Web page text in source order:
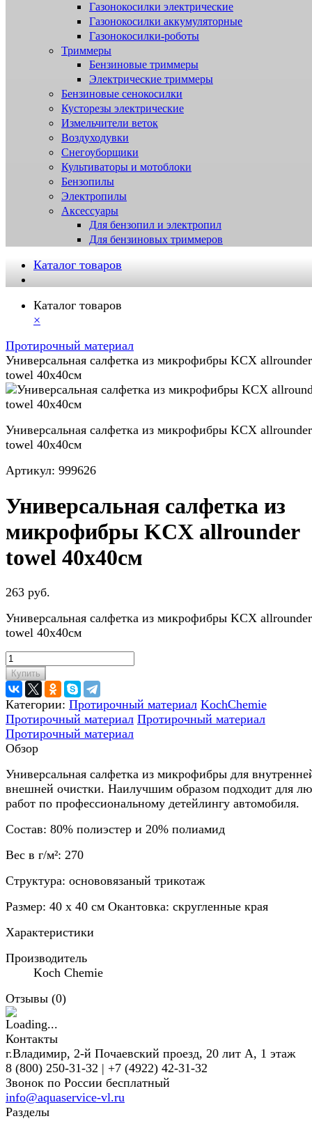
Газонокосилки электрические
Газонокосилки аккумуляторные
Газонокосилки-роботы
Триммеры
Бензиновые триммеры
Электрические триммеры
Бензиновые сенокосилки
Кусторезы электрические
Измельчители веток
Воздуходувки
Снегоуборщики
Культиваторы и мотоблоки
Бензопилы
Электропилы
Аксессуары
Для бензопил и электропил
Для бензиновых триммеров
Каталог товаров
Каталог товаров
×
Протирочный материал
Универсальная салфетка из микрофибры KCX allrounder
towel 40х40см
Универсальная салфетка из микрофибры KCX allrounder
towel 40х40см
Артикул: 999626
Универсальная салфетка из
микрофибры KCX allrounder
towel 40х40см
263 руб.
Универсальная салфетка из микрофибры KCX allrounder
towel 40х40см
Купить
Категории: Протирочный материал KochChemie
Протирочный материал Протирочный материал
Протирочный материал
Обзор
Универсальная салфетка из микрофибры для
внешней очистки. Наилучшим образом подходит для
работ по профессиональному детейлингу автомобиля.
Состав: 80% полиэстер и 20% полиамид
Вес в г/м²: 270
Структура: основовязаный трикотаж
Размер: 40 x 40 см Окантовка: скругленные края
Характеристики
Производитель
Koch Chemie
Отзывы (0)
Контакты
г.Владимир, 2-й Почаевский проезд, 20 лит А, 1 этаж
8 (800) 250-31-32 | +7 (4922) 42-31-32
Звонок по России бесплатный
info@aquaservice-vl.ru
Разделы